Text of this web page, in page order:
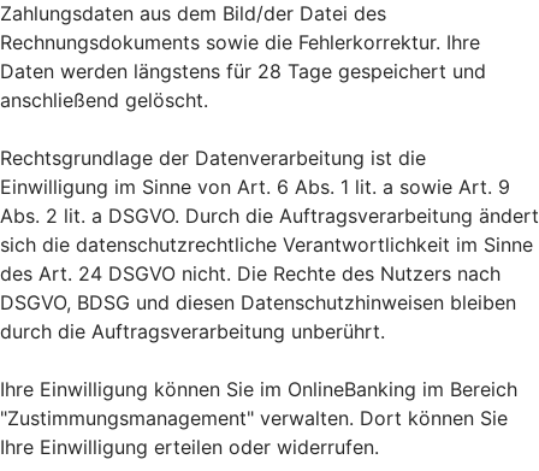
Zahlungsdaten aus dem Bild/der Datei des
Rechnungsdokuments sowie die Fehlerkorrektur. Ihre
Daten werden längstens für 28 Tage gespeichert und
anschließend gelöscht.
Rechtsgrundlage der Datenverarbeitung ist die
Einwilligung im Sinne von Art. 6 Abs. 1 lit. a sowie Art. 9
Abs. 2 lit. a DSGVO. Durch die Auftragsverarbeitung ändert
sich die datenschutzrechtliche Verantwortlichkeit im Sinne
des Art. 24 DSGVO nicht. Die Rechte des Nutzers nach
DSGVO, BDSG und diesen Datenschutzhinweisen bleiben
durch die Auftragsverarbeitung unberührt.
Ihre Einwilligung können Sie im OnlineBanking im Bereich
"Zustimmungsmanagement" verwalten. Dort können Sie
Ihre Einwilligung erteilen oder widerrufen.